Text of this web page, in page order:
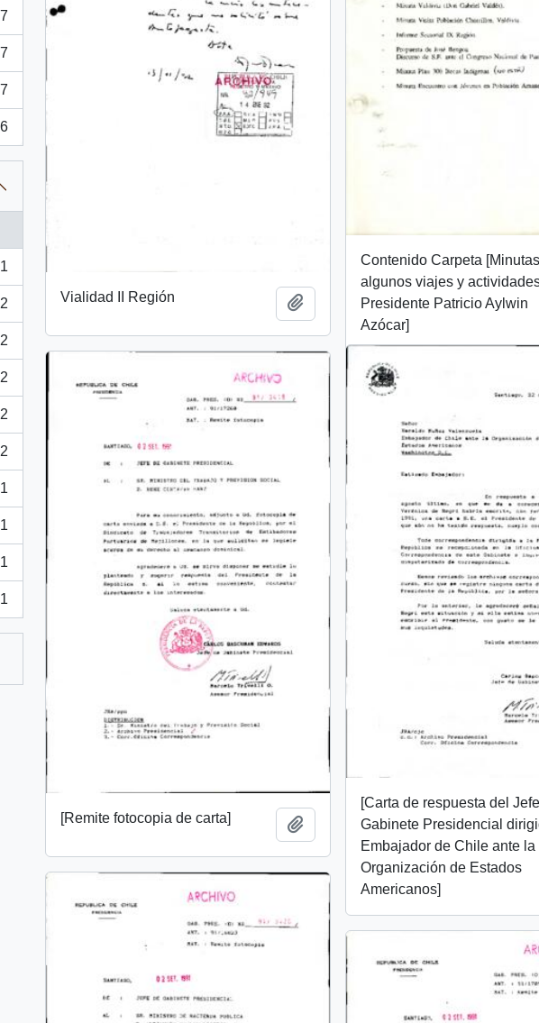
7
7
7
6
2
2
2
2
2
1
1
1
1
Vialidad II Región Add to clipboard
Contenido Carpeta
algunos viajes y
Presidente Patricio Aylwin
Azócar]
[Carta de respuesta del
Gabinete Presidencial
Embajador de Chile ante la
Organización de Estados
Americanos]
[Remite fotocopia de carta] Add to clipboard